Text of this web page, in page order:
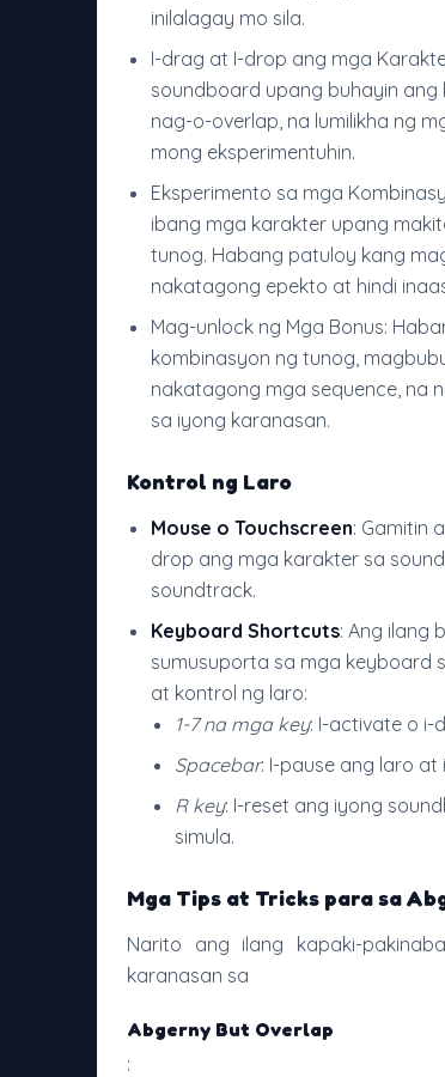
inilalagay mo sila.
I-drag at I-drop ang mga
soundboard upang buhayin ang
nag-o-overlap, na lumilikha ng
mong eksperimentuhin.
Eksperimento sa mga
ibang mga karakter upang
tunog. Habang patuloy kang
nakatagong epekto at hindi
Mag-unlock ng Mga Bonus:
kombinasyon ng tunog,
nakatagong mga sequence, na
sa iyong karanasan.
Kontrol ng Laro
Mouse o Touchscreen: Gamitin
drop ang mga karakter sa
soundtrack.
Keyboard Shortcuts: Ang ilang
sumusuporta sa mga keyboard
at kontrol ng laro:
1-7 na mga key: I-activate o i-
Spacebar: I-pause ang laro at
R key: I-reset ang iyong
simula.
Mga Tips at Tricks para sa
Narito ang ilang kapaki-
karanasan sa
Abgerny But Overlap
: